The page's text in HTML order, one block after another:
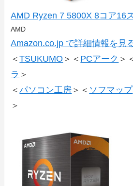
AMD Ryzen 7 5800X 8コア16
AMD
Amazon.co.jp で詳細情報を見
＜TSUKUMO ＞＜ PCアーク ＞
ラ ＞
＜パソコン工房 ＞＜ ソフマップ
＞